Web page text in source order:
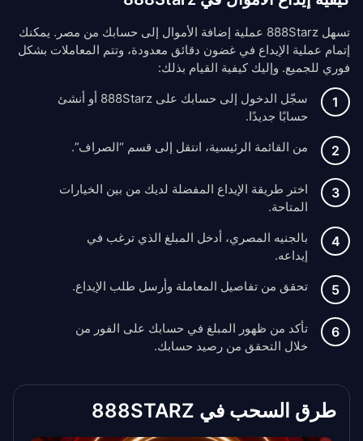
تسهل 888Starz عملية إضافة الأموال إلى حسابك من مصر. يمكنك
إتمام عملية الإيداع في غضون دقائق معدودة، وتتم المعاملات بشكل
فوري للجميع. وإليك كيفية القيام بذلك:
سجّل الدخول إلى حسابك على 888Starz أو أنشئ
حسابًا جديدًا.
من القائمة الرئيسية، انتقل إلى قسم “الصراف”.
اختر طريقة الإيداع المفضلة لديك من بين الخيارات
المتاحة.
بالجنيه المصري، أدخل المبلغ الذي ترغب في
إيداعه.
تحقق من تفاصيل المعاملة وأرسل طلب الإيداع.
تأكد من ظهور المبلغ في حسابك على الفور من
خلال التحقق من رصيد حسابك.
طرق السحب في 888STARZ